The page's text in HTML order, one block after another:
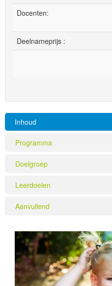
Docenten:
Deelnameprijs :
Inhoud
Programma
Doelgroep
Leerdoelen
Aanvullend